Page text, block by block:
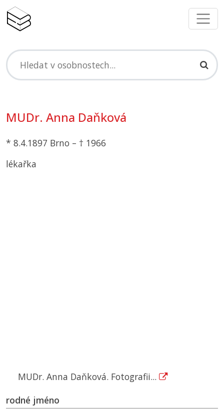
MUDr. Anna Daňková
* 8.4.1897 Brno – † 1966
lékařka
MUDr. Anna Daňková. Fotografii...
rodné jméno